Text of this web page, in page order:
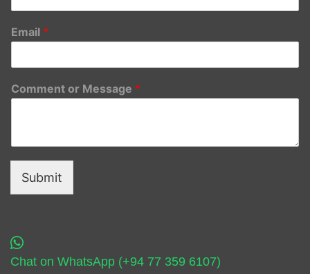
Email *
Comment or Message *
Submit
Chat on WhatsApp (+94 77 359 6107)